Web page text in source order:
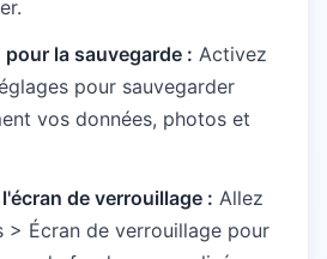
la sauvegarde : Activez
pour sauvegarder
vos données, photos et
de verrouillage : Allez
> Écran de verrouillage pour